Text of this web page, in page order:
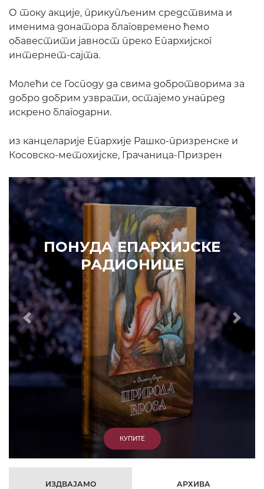
О току акције, прикупљеним средствима и
именима донатора благовремено ћемо
обавестити јавност преко Епархијског
интернет-сајта.
Молећи се Господу да свима добротворима за
добро добрим узврати, остајемо унапред
искрено благодарни.
из канцеларије Епархије Рашко-призренске и
Косовско-метохијске, Грачаница-Призрен
ПОНУДА ЕПАРХИЈСКЕ
РАДИОНИЦЕ
КУПИТЕ
Prethodni
ИЗДВАЈАМО АРХИВА